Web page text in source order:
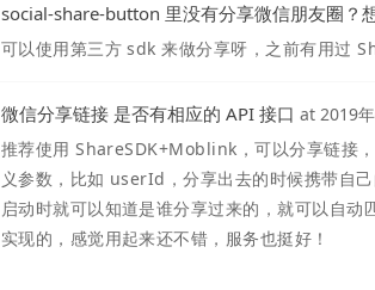
social-share-button 里没有分享微信朋友圈？
可以使用第三方 sdk 来做分享呀，之前有用过
微信分享链接 是否有相应的 API 接口 at 2019
推荐使用 ShareSDK+Moblink，可以分享链接
义参数，比如 userId，分享出去的时候携带自
启动时就可以知道是谁分享过来的，就可以自
实现的，感觉用起来还不错，服务也挺好！